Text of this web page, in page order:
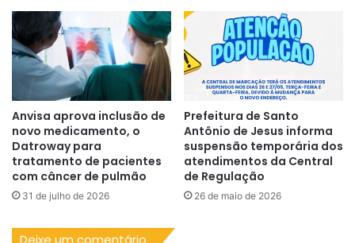
Anvisa aprova inclusão de
novo medicamento, o
Datroway para
tratamento de pacientes
com câncer de pulmão
31 de julho de 2026
Prefeitura de Santo
Antônio de Jesus informa
suspensão temporária dos
atendimentos da Central
de Regulação
26 de maio de 2026
Deixe um comentário